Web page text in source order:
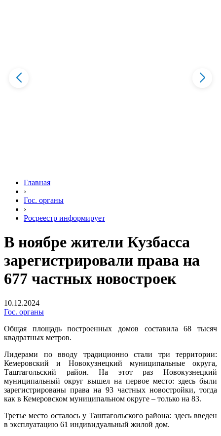
Главная
›
Гос. органы
›
Росреестр информирует
В ноябре жители Кузбасса
зарегистрировали права на
677 частных новостроек
10.12.2024
Гос. органы
Общая площадь построенных домов составила 68 тысяч
квадратных метров.
Лидерами по вводу традиционно стали три территории:
Кемеровский и Новокузнецкий муниципальные округа,
Таштагольский район. На этот раз Новокузнецкий
муниципальный округ вышел на первое место: здесь были
зарегистрированы права на 93 частных новостройки, тогда
как в Кемеровском муниципальном округе – только на 83.
Третье место осталось у Таштагольского района: здесь введен
в эксплуатацию 61 индивидуальный жилой дом.